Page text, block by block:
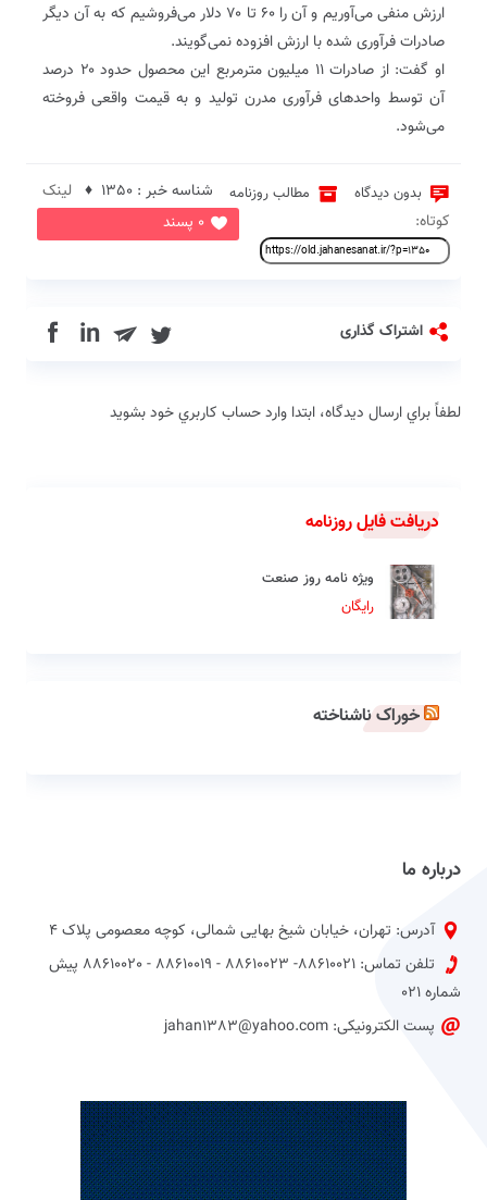
ارزش منفی می‌آوریم و آن را ۶۰ تا ۷۰ دلار می‌فروشیم که به آن دیگر
صادرات فرآوری شده با ارزش افزوده نمی‌‌گویند.
او گفت: از صادرات ۱۱ میلیون مترمربع این محصول حدود ۲۰ درصد
آن توسط واحد‌های فرآوری مدرن تولید و به قیمت واقعی فروخته
می‌شود.
بدون دیدگاه مطالب روزنامه
0 پسند
شناسه خبر : 1350 ♦
لینک
کوتاه:
اشتراک گذاری in
لطفاً براي ارسال دیدگاه، ابتدا وارد حساب كاربري خود بشويد
دریافت فایل روزنامه
ویژه نامه روز صنعت
رایگان
خوراک ناشناخته
درباره ما
آدرس: تهران، خیابان شیخ بهایی شمالی، کوچه معصومی پلاک 4
تلفن تماس: 88610021- 88610023 - 88610019 - 88610020 پیش
شماره 021
پست الکترونیکی: jahan1383@yahoo.com